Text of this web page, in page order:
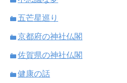
五芒星巡り
京都府の神社仏閣
佐賀県の神社仏閣
健康の話